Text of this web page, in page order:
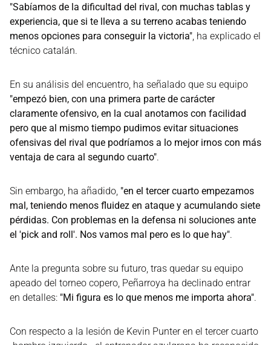
"Sabíamos de la dificultad del rival, con muchas tablas y
experiencia, que si te lleva a su terreno acabas teniendo
menos opciones para conseguir la victoria" , ha explicado el
técnico catalán.
En su análisis del encuentro, ha señalado que su equipo
"empezó bien, con una primera parte de carácter
claramente ofensivo, en la cual anotamos con facilidad
pero que al mismo tiempo pudimos evitar situaciones
ofensivas del rival que podríamos a lo mejor irnos con más
ventaja de cara al segundo cuarto".
Sin embargo, ha añadido, "en el tercer cuarto empezamos
mal, teniendo menos fluidez en ataque y acumulando siete
pérdidas. Con problemas en la defensa ni soluciones ante
el 'pick and roll'. Nos vamos mal pero es lo que hay".
Ante la pregunta sobre su futuro, tras quedar su equipo
apeado del torneo copero, Peñarroya ha declinado entrar
en detalles: "Mi figura es lo que menos me importa ahora".
Con respecto a la lesión de Kevin Punter en el tercer cuarto